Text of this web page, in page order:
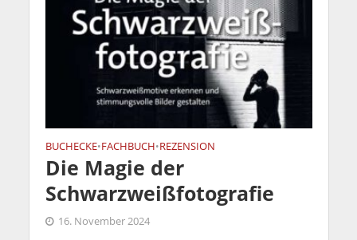
BUCHECKE•FACHBUCH•REZENSION
Die Magie der
Schwarzweißfotografie
16. November 2024